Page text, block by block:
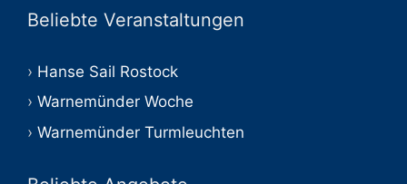
Beliebte Veranstaltungen
Hanse Sail Rostock
Warnemünder Woche
Warnemünder Turmleuchten